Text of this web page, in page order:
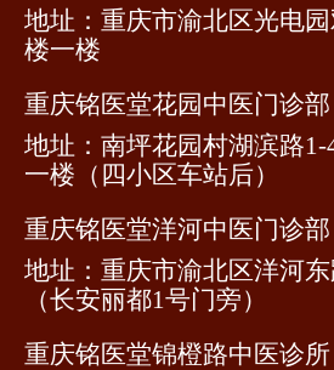
地址：重庆市渝北区光电
楼一楼
重庆铭医堂花园中医门诊部
地址：南坪花园村湖滨路
一楼（四小区车站后）
重庆铭医堂洋河中医门诊部
地址：重庆市渝北区洋河
（长安丽都1号门旁）
重庆铭医堂锦橙路中医诊所